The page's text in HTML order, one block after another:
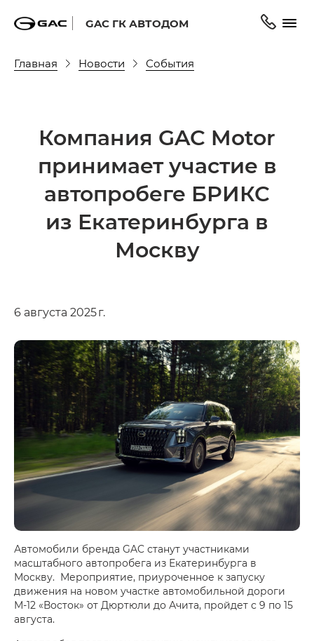
GAC ГК АВТОДОМ
Главная Новости События
Компания GAC Motor
принимает участие в
автопробеге БРИКС
из Екатеринбурга в
Москву
6 августа 2025 г.
Автомобили бренда GAC станут участниками
масштабного автопробега из Екатеринбурга в
Москву. Мероприятие, приуроченное к запуску
движения на новом участке автомобильной дороги
М-12 «Восток» от Дюртюли до Ачита, пройдет с 9 по 15
августа.